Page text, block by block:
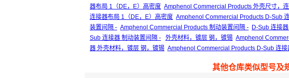
器布局 1（DE，E）高密度 Amphenol Commercial Products 外壳尺寸，
连接器布局 1（DE，E）高密度 Amphenol Commercial Products D-Sub
装置间隔 - Amphenol Commercial Products 制动装置间隔 - D-Sub 连接
Sub 连接器 制动装置间隔 -
外壳材料，镀层 钢，镀锡 Amphenol
器 外壳材料，镀层 钢，镀锡 Amphenol Commercial Products D-Sub 连
其他仓库类似型号及